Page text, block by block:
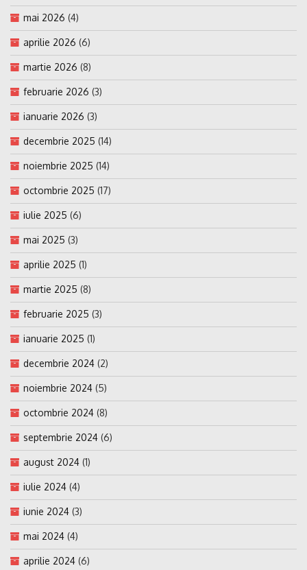
mai 2026 (4)
aprilie 2026 (6)
martie 2026 (8)
februarie 2026 (3)
ianuarie 2026 (3)
decembrie 2025 (14)
noiembrie 2025 (14)
octombrie 2025 (17)
iulie 2025 (6)
mai 2025 (3)
aprilie 2025 (1)
martie 2025 (8)
februarie 2025 (3)
ianuarie 2025 (1)
decembrie 2024 (2)
noiembrie 2024 (5)
octombrie 2024 (8)
septembrie 2024 (6)
august 2024 (1)
iulie 2024 (4)
iunie 2024 (3)
mai 2024 (4)
aprilie 2024 (6)